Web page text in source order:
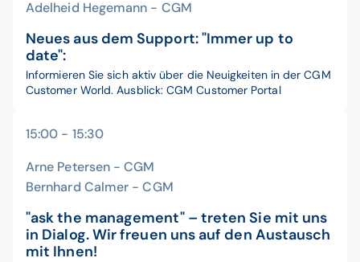
Adelheid Hegemann - CGM
Neues aus dem Support:"Immer up to
date":
Informieren Sie sich aktiv über die Neuigkeiten in der CGM
Customer World. Ausblick: CGM Customer Portal
15:00 - 15:30
Arne Petersen - CGM
Bernhard Calmer - CGM
"ask the management" – treten Sie mit uns
in Dialog. Wir freuen uns auf den Austausch
mit Ihnen!